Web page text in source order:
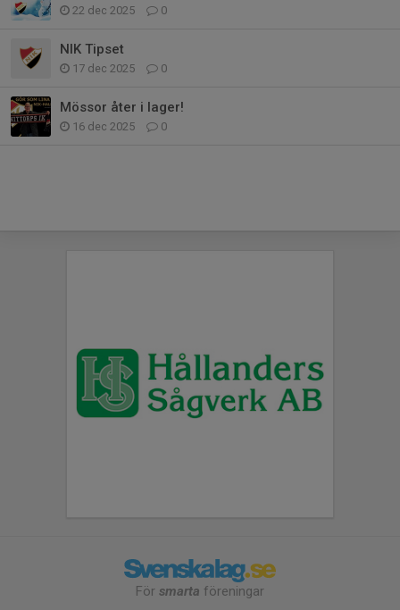
22 dec 2025 0
NIK Tipset
17 dec 2025 0
Mössor åter i lager!
16 dec 2025 0
För smarta föreningar